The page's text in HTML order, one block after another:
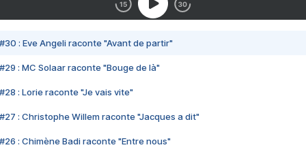
#30 : Eve Angeli raconte "Avant de partir"
#29 : MC Solaar raconte "Bouge de là"
#28 : Lorie raconte "Je vais vite"
#27 : Christophe Willem raconte "Jacques a dit"
#26 : Chimène Badi raconte "Entre nous"